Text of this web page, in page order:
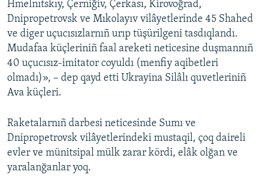
Hmelnıtskıy, Çerniğiv, Çerkası, Kirovoğrad,
Dnipropetrovsk ve Mıkolayıv vilâyetlerinde 45 Shahed
ve diger uçucısızlarnıñ urıp tüşürilgeni tasdıqlandı.
Mudafaa küçleriniñ faal areketi neticesine duşmannıñ
40 uçucısız-imitator coyuldı (menfiy aqibetleri
olmadı)», – dep qayd etti Ukrayina Silâlı quvetleriniñ
Ava küçleri.
Raketalarnıñ darbesi neticesinde Sumı ve
Dnipropetrovsk vilâyetlerindeki mustaqil, çoq daireli
evler ve münitsipal mülk zarar kördi, elâk olğan ve
yaralanğanlar yoq.